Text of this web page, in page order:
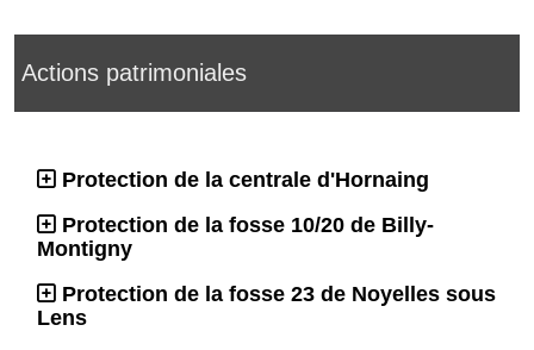
Actions patrimoniales
Protection de la centrale d'Hornaing
Protection de la fosse 10/20 de Billy-
Montigny
Protection de la fosse 23 de Noyelles sous
Lens